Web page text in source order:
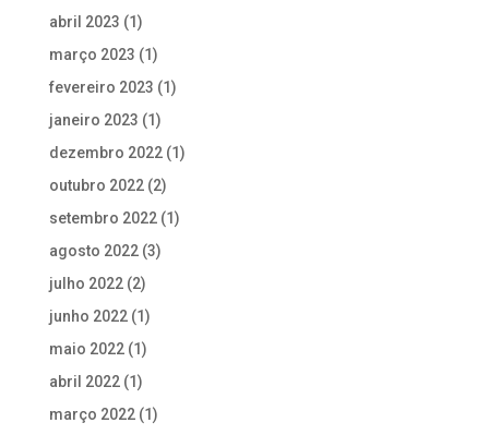
abril 2023 (1)
março 2023 (1)
fevereiro 2023 (1)
janeiro 2023 (1)
dezembro 2022(1)
outubro 2022(2)
setembro 2022(1)
agosto 2022(3)
julho 2022(2)
junho 2022(1)
maio 2022(1)
abril 2022(1)
março 2022(1)